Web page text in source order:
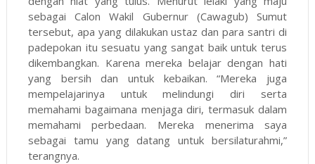
sebagai Calon Wakil Gubernur (Cawagub) Sumut
tersebut, apa yang dilakukan ustaz dan para santri di
padepokan itu sesuatu yang sangat baik untuk terus
dikembangkan. Karena mereka belajar dengan hati
yang bersih dan untuk kebaikan. “Mereka juga
mempelajarinya untuk melindungi diri serta
memahami bagaimana menjaga diri, termasuk dalam
memahami perbedaan. Mereka menerima saya
sebagai tamu yang datang untuk bersilaturahmi,”
terangnya.